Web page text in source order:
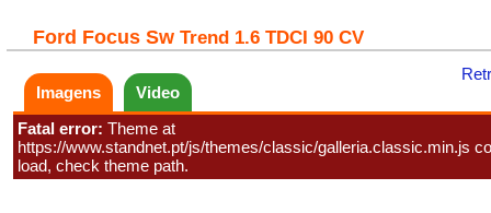
Ford Focus Sw Trend 1.6 TDCI 90 CV
Imagens
Video
Fatal error: Theme at
https://www.standnet.pt/js/themes/classic/galleria.classic.min.js
load, check theme path.